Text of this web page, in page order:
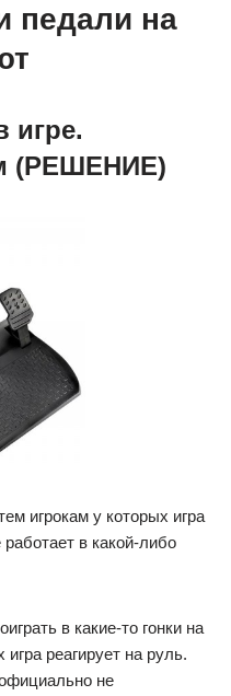
педали на
игре.
(РЕШЕНИЕ)
игрокам у которых игра
в какой-либо
в какие-то гонки на
реагирует на руль.
не